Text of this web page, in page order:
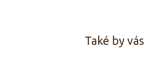
Také by